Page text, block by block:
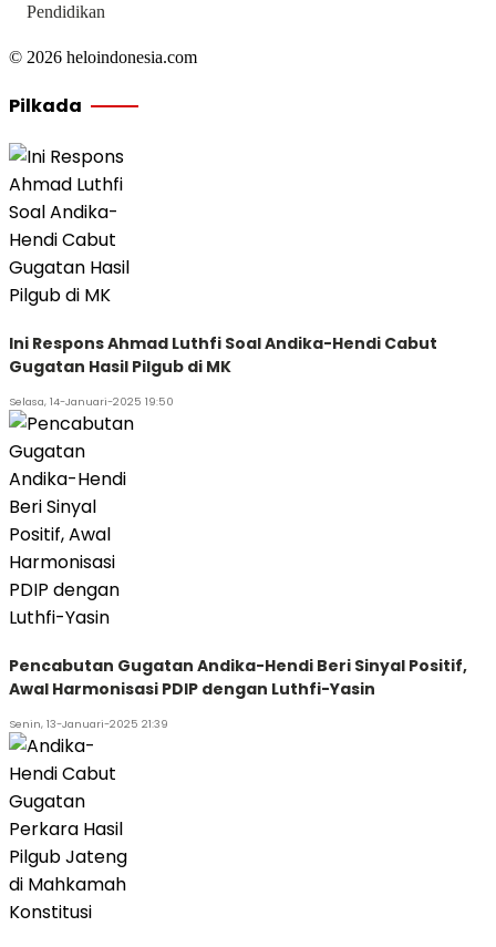
Pendidikan
© 2026 heloindonesia.com
Pilkada
Ini Respons Ahmad Luthfi Soal Andika-Hendi Cabut
Gugatan Hasil Pilgub di MK
Selasa, 14-Januari-2025 19:50
Pencabutan Gugatan Andika-Hendi Beri Sinyal Positif,
Awal Harmonisasi PDIP dengan Luthfi-Yasin
Senin, 13-Januari-2025 21:39